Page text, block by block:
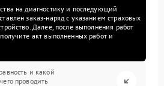
на диагностику и последующий
заказ-наряд с указанием страховых
Далее, после выполнения работ
акт выполненных работ и
и какой
проводить